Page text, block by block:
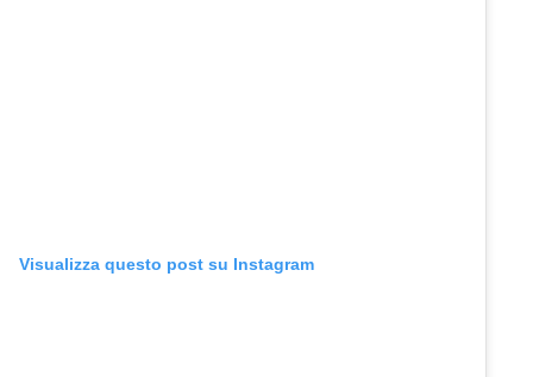
Visualizza questo post su Instagram